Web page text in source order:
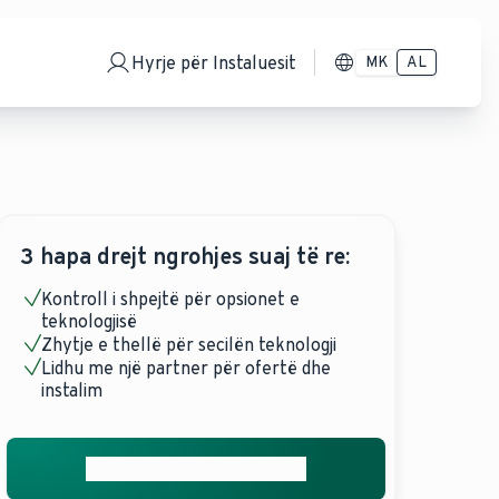
Hyrje për Instaluesit MK AL
3 hapa drejt ngrohjes suaj të re:
Kontroll i shpejtë për opsionet e
teknologjisë
Zhytje e thellë për secilën teknologji
Lidhu me një partner për ofertë dhe
instalim